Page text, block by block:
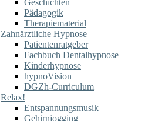
Geschichten
Pädagogik
Therapiematerial
Zahnärztliche Hypnose
Patientenratgeber
Fachbuch Dentalhypnose
Kinderhypnose
hypnoVision
DGZh-Curriculum
Relax!
Entspannungsmusik
Gehirnjogging